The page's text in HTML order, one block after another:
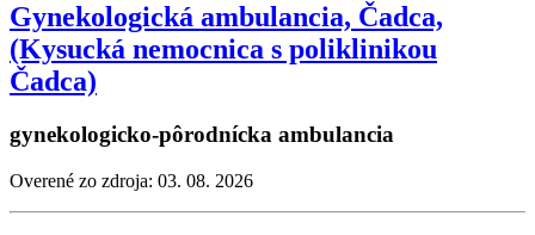
Gynekologická ambulancia, Čadca,
(Kysucká nemocnica s poliklinikou
Čadca)
gynekologicko-pôrodnícka ambulancia
Overené zo zdroja: 03. 08. 2026